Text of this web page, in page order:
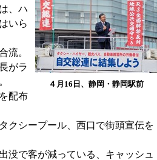
４月16日、静岡・静岡駅前
、ハ
いら
流。
がラ
配布
クシープール、西口で街頭宣伝を
で客が減っている、キャッシュ